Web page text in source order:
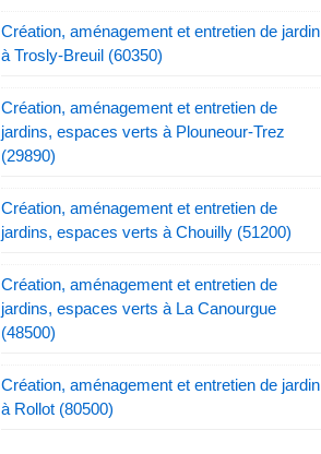
Création, aménagement et entretien de jardin
à Trosly-Breuil (60350)
Création, aménagement et entretien de
jardins, espaces verts à Plouneour-Trez
(29890)
Création, aménagement et entretien de
jardins, espaces verts à Chouilly (51200)
Création, aménagement et entretien de
jardins, espaces verts à La Canourgue
(48500)
Création, aménagement et entretien de jardin
à Rollot (80500)